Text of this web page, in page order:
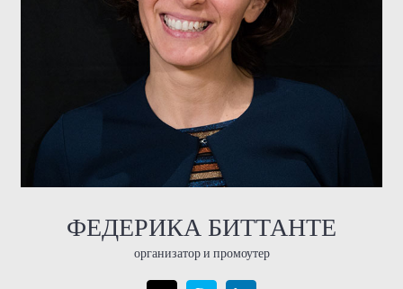
ФЕДЕРИКА БИТТАНТЕ
организатор и промоутер